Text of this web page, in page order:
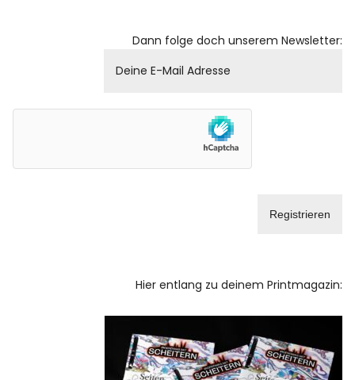
Dann folge doch unserem Newsletter:
Hier entlang zu deinem Printmagazin: